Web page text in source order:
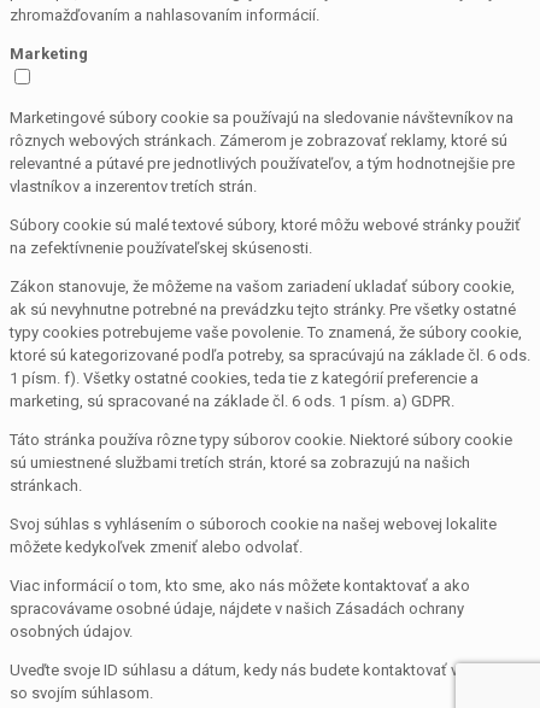
zhromažďovaním a nahlasovaním informácií.
Marketing
Marketingové súbory cookie sa používajú na sledovanie návštevníkov na
rôznych webových stránkach. Zámerom je zobrazovať reklamy, ktoré sú
relevantné a pútavé pre jednotlivých používateľov, a tým hodnotnejšie pre
vlastníkov a inzerentov tretích strán.
Súbory cookie sú malé textové súbory, ktoré môžu webové stránky použiť
na zefektívnenie používateľskej skúsenosti.
Zákon stanovuje, že môžeme na vašom zariadení ukladať súbory cookie,
ak sú nevyhnutne potrebné na prevádzku tejto stránky. Pre všetky ostatné
typy cookies potrebujeme vaše povolenie. To znamená, že súbory cookie,
ktoré sú kategorizované podľa potreby, sa spracúvajú na základe čl. 6 ods.
1 písm. f). Všetky ostatné cookies, teda tie z kategórií preferencie a
marketing, sú spracované na základe čl. 6 ods. 1 písm. a) GDPR.
Táto stránka používa rôzne typy súborov cookie. Niektoré súbory cookie
sú umiestnené službami tretích strán, ktoré sa zobrazujú na našich
stránkach.
Svoj súhlas s vyhlásením o súboroch cookie na našej webovej lokalite
môžete kedykoľvek zmeniť alebo odvolať.
Viac informácií o tom, kto sme, ako nás môžete kontaktovať a ako
spracovávame osobné údaje, nájdete v našich Zásadách ochrany
osobných údajov.
Uveďte svoje ID súhlasu a dátum, kedy nás budete kontaktovať v súvislosti
so svojím súhlasom.